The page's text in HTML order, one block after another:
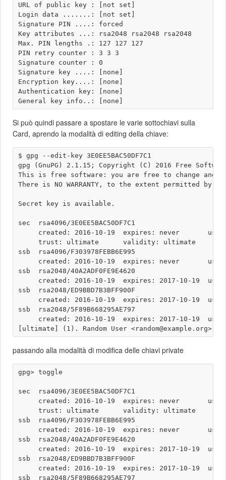
URL of public key : [not set]
Login data .......: [not set]
Signature PIN ....: forced
Key attributes ...: rsa2048 rsa2048 rsa2048
Max. PIN lengths .: 127 127 127
PIN retry counter : 3 3 3
Signature counter : 0
Signature key ....: [none]
Encryption key....: [none]
Authentication key: [none]
Si può quindi passare a spostare le varie sottochiavi sulla
Card, aprendo la modalità di editing della chiave:
$ gpg --edit-key 3E0EE5BAC50DF7C1
gpg (GnuPG) 2.1.15; Copyright (C) 2016 Free
This is free software: you are free to change
There is NO WARRANTY, to the extent permitted by
Secret key is available.
sec  rsa4096/3E0EE5BAC50DF7C1
created: 2016-10-19  expires: never
     trust: ultimate      validity: ultimate
ssb  rsa4096/F303978FEBB6E995
created: 2016-10-19  expires: never
ssb  rsa2048/40A2ADF0FE9E4620
created: 2016-10-19  expires: 2017-10-19
ssb  rsa2048/ED9BBD7B3BFF900F
created: 2016-10-19  expires: 2017-10-19
ssb  rsa2048/5F89B668295AE797
created: 2016-10-19  expires: 2017-10-19
passando alla modalità di modifica delle chiavi private
gpg> toggle
sec  rsa4096/3E0EE5BAC50DF7C1
created: 2016-10-19  expires: never
     trust: ultimate      validity: ultimate
ssb  rsa4096/F303978FEBB6E995
created: 2016-10-19  expires: never
ssb  rsa2048/40A2ADF0FE9E4620
created: 2016-10-19  expires: 2017-10-19
ssb  rsa2048/ED9BBD7B3BFF900F
created: 2016-10-19  expires: 2017-10-19
ssb  rsa2048/5F89B668295AE797